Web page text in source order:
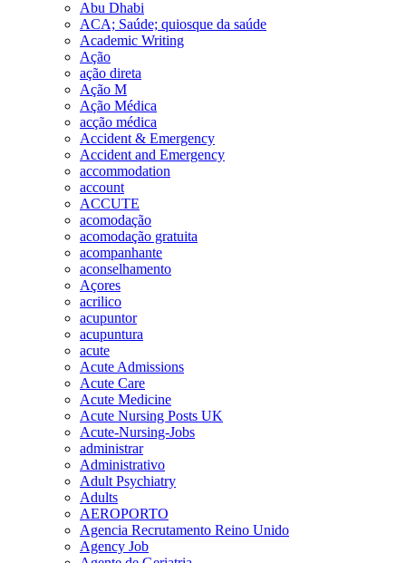
Abu Dhabi
ACA; Saúde; quiosque da saúde
Academic Writing
Ação
ação direta
Ação M
Ação Médica
acção médica
Accident & Emergency
Accident and Emergency
accommodation
account
ACCUTE
acomodação
acomodação gratuita
acompanhante
aconselhamento
Açores
acrilico
acupuntor
acupuntura
acute
Acute Admissions
Acute Care
Acute Medicine
Acute Nursing Posts UK
Acute-Nursing-Jobs
administrar
Administrativo
Adult Psychiatry
Adults
AEROPORTO
Agencia Recrutamento Reino Unido
Agency Job